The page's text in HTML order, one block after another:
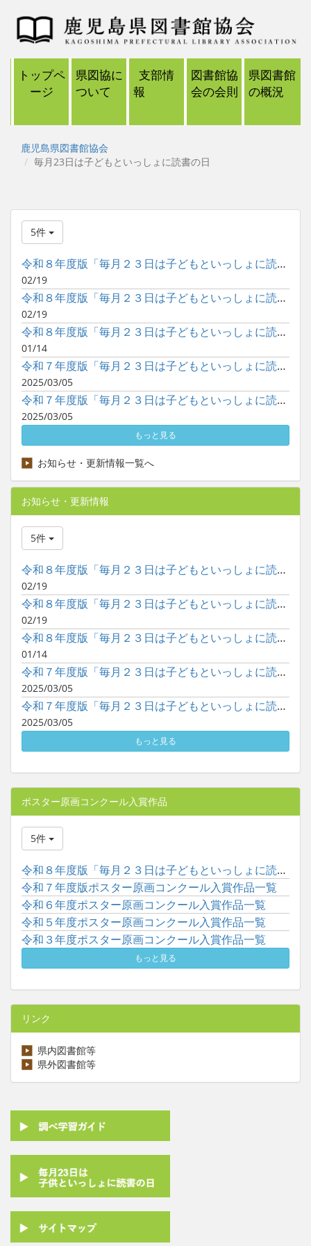
トップペ
ージ
県図協に
ついて
支部情
報
図書館協
会の会則
県図書館
の概況
鹿児島県図書館協会
毎月23日は子どもといっしょに読書の日
5件
令和８年度版「毎月２３日は子どもといっしょに読書の日」ポスタ...
02/19
令和８年度版「毎月２３日は子どもといっしょに読書の日」ポスタ...
02/19
令和８年度版「毎月２３日は子どもといっしょに読書の日」ポスタ...
01/14
令和７年度版「毎月２３日は子どもといっしょに読書の日」ポスタ...
2025/03/05
令和７年度版「毎月２３日は子どもといっしょに読書の日」ポスタ...
2025/03/05
もっと見る
お知らせ・更新情報一覧へ
お知らせ・更新情報
5件
令和８年度版「毎月２３日は子どもといっしょに読書の日」ポスタ...
02/19
令和８年度版「毎月２３日は子どもといっしょに読書の日」ポスタ...
02/19
令和８年度版「毎月２３日は子どもといっしょに読書の日」ポスタ...
01/14
令和７年度版「毎月２３日は子どもといっしょに読書の日」ポスタ...
2025/03/05
令和７年度版「毎月２３日は子どもといっしょに読書の日」ポスタ...
2025/03/05
もっと見る
ポスター原画コンクール入賞作品
5件
令和８年度版「毎月２３日は子どもといっしょに読書の日」ポスタ...
令和７年度版ポスター原画コンクール入賞作品一覧
令和６年度ポスター原画コンクール入賞作品一覧
令和５年度ポスター原画コンクール入賞作品一覧
令和３年度ポスター原画コンクール入賞作品一覧
もっと見る
リンク
県内図書館等
県外図書館等